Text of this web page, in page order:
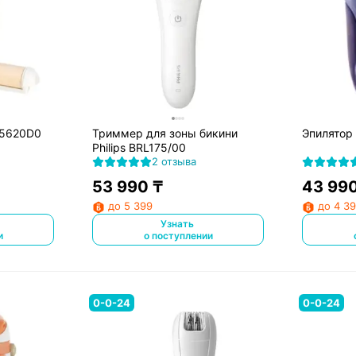
Триммер для зоны бикини
Philips BRL175/00
2 отзыва
53 990 ₸
до 5 399
Узнать
о поступлении
43
до 4
0-0-24 0-0-24